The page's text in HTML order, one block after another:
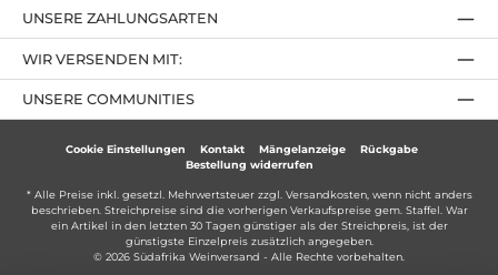
UNSERE ZAHLUNGSARTEN
UNSERE COMMUNITIES
WIR VERSENDEN MIT:
Cookie Einstellungen Kontakt Mängelanzeige
Rückgabe
Bestellung widerrufen
* Alle Preise inkl. gesetzl. Mehrwertsteuer zzgl. Versandkosten, wenn nicht anders
beschrieben. Streichpreise sind die vorherigen Verkaufspreise gem. Staffel. War
ein Artikel in den letzten 30 Tagen günstiger als der Streichpreis, ist der
günstigste Einzelpreis zusätzlich angegeben.
© 2026 Südafrika Weinversand - Alle Rechte vorbehalten.